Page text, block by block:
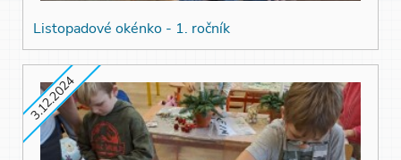
Listopadové okénko - 1. ročník
3.12.2024